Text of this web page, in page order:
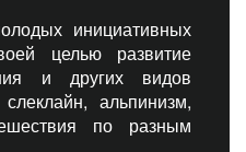
инициативных
целью развитие
и других видов
альпинизм,
по разным